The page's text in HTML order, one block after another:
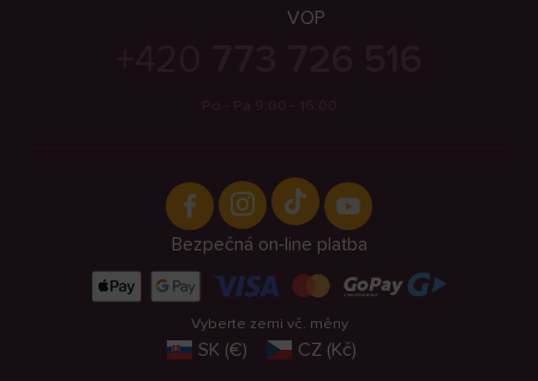
VOP
Bezpečná on-line platba
Vyberte zemi vč. měny
SK (€) CZ (Kč)